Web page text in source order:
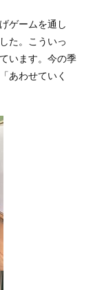
ゲームを通し
た。こういっ
います。今の季
あわせていく